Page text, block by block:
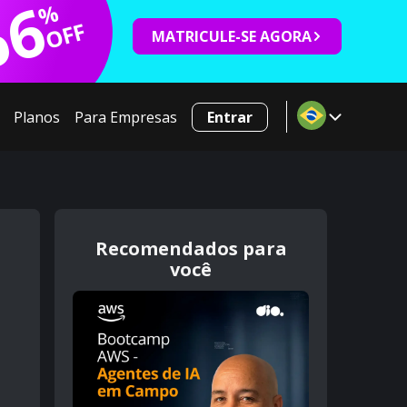
%
OFF MATRICULE-SE AGORA
Planos Para Empresas Entrar
Recomendados para
você